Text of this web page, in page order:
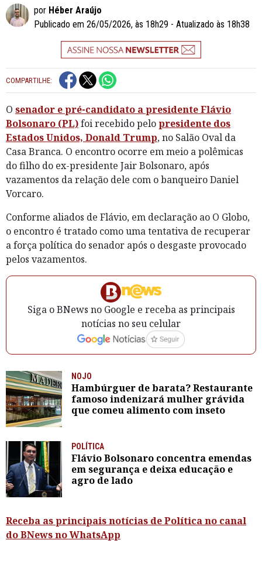
por Héber Araújo
Publicado em 26/05/2026, às 18h29 - Atualizado às 18h38
COMPARTILHE:
O senador e pré-candidato a presidente Flávio
Bolsonaro (PL)foi recebido pelopresidente dos
Estados Unidos, Donald Trump, no Salão Oval da
Casa Branca. O encontro ocorre em meio a polêmicas
do filho do ex-presidente Jair Bolsonaro, após
vazamentos da relação dele com o banqueiro Daniel
Vorcaro.
Conforme aliados de Flávio, em declaração ao O Globo,
o encontro é tratado como uma tentativa de recuperar
a força política do senador após o desgaste provocado
pelos vazamentos.
Siga o BNews no Google e receba as principais
notícias no seu celular
NOJO
Hambúrguer de barata? Restaurante
famoso indenizará mulher grávida
que comeu alimento com inseto
POLÍTICA
Flávio Bolsonaro concentra emendas
em segurança e deixa educação e
agro de lado
Receba as principais notícias de Política no canal
do BNews no WhatsApp